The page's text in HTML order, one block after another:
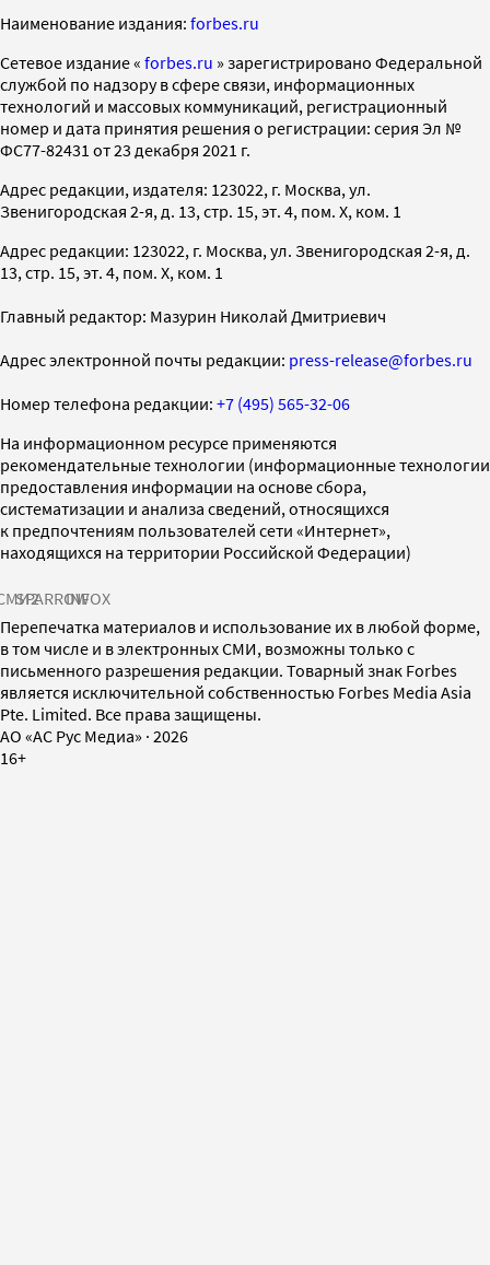
Наименование издания: forbes.ru
Cетевое издание « forbes.ru » зарегистрировано Федеральной
службой по надзору в сфере связи, информационных
технологий и массовых коммуникаций, регистрационный
номер и дата принятия решения о регистрации: серия Эл №
ФС77-82431 от 23 декабря 2021 г.
Адрес редакции, издателя: 123022, г. Москва, ул.
Звенигородская 2-я, д. 13, стр. 15, эт. 4, пом. X, ком. 1
Адрес редакции: 123022, г. Москва, ул. Звенигородская 2-я, д.
13, стр. 15, эт. 4, пом. X, ком. 1
Главный редактор: Мазурин Николай Дмитриевич
Адрес электронной почты редакции: press-release@forbes.ru
Номер телефона редакции: +7 (495) 565-32-06
На информационном ресурсе применяются
рекомендательные технологии (информационные технологии
предоставления информации на основе сбора,
систематизации и анализа сведений, относящихся
к предпочтениям пользователей сети «Интернет»,
находящихся на территории Российской Федерации)
SPARROWINFOX
Перепечатка материалов и использование их в любой форме,
в том числе и в электронных СМИ, возможны только с
письменного разрешения редакции. Товарный знак Forbes
является исключительной собственностью Forbes Media Asia
Pte. Limited. Все права защищены.
AO «АС Рус Медиа» · 2026
16+